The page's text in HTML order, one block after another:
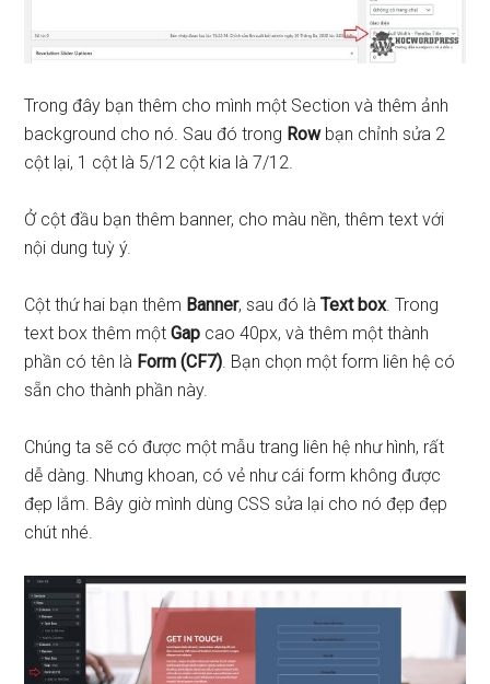
Trong đây bạn thêm cho mình một Section và thêm ảnh
background cho nó. Sau đó trong Row bạn chỉnh sửa 2
cột lại, 1 cột là 5/12 cột kia là 7/12.
Ở cột đầu bạn thêm banner, cho màu nền, thêm text với
nội dung tuỳ ý.
Cột thứ hai bạn thêm Banner, sau đó làText box. Trong
text box thêm mộtGap cao 40px, và thêm một thành
phần có tên là Form (CF7). Bạn chọn một form liên hệ có
sẵn cho thành phần này.
Chúng ta sẽ có được một mẫu trang liên hệ như hình, rất
dễ dàng. Nhưng khoan, có vẻ như cái form không được
đẹp lắm. Bây giờ mình dùng CSS sửa lại cho nó đẹp đẹp
chút nhé.